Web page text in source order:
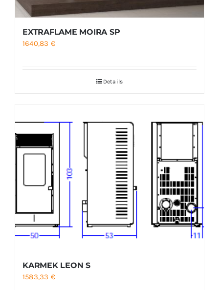
EXTRAFLAME MOIRA SP
1640,83 €
Details
KARMEK LEON S
1583,33 €